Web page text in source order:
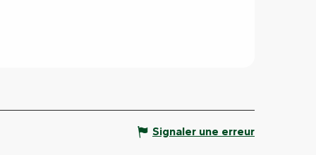
Signaler une erreur